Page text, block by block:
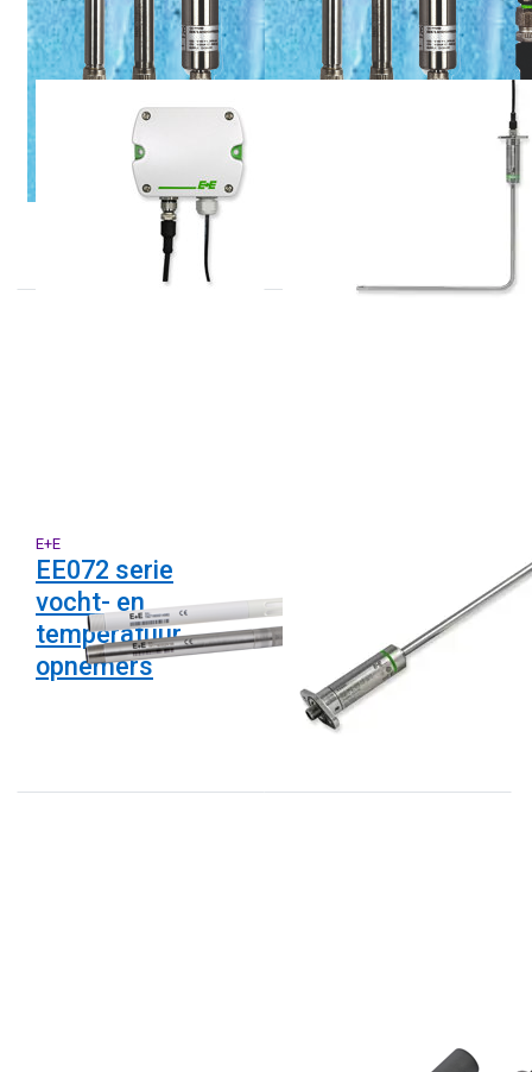
SIGMA05 serie
Sigma, modulair sensor
E+E
EE072 serie
vocht- en
temperatuur
opnemers